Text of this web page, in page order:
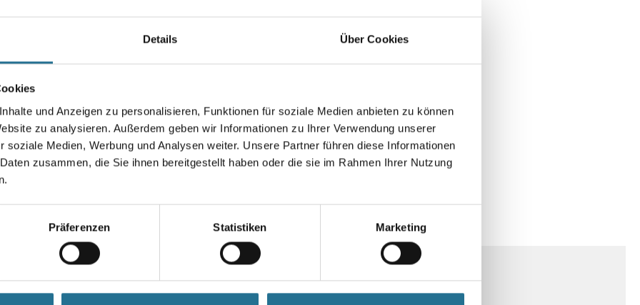
Details Über Cookies
und Anzeigen zu personalisieren, Funktionen für soziale Medien anbieten zu können
zu analysieren. Außerdem geben wir Informationen zu Ihrer Verwendung unserer
soziale Medien, Werbung und Analysen weiter. Unsere Partner führen diese Informationen
zusammen, die Sie ihnen bereitgestellt haben oder die sie im Rahmen Ihrer Nutzung
Präferenzen Statistiken Marketing
Bitte einloggen, um Preise
zu sehen
Bitte einloggen, um Preise
zu sehen
ZUSATZINFOS GEFAHRENHINWEISE DATENBLÄTTER
150 mm